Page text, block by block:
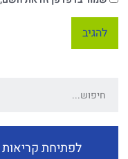
לפתיחת